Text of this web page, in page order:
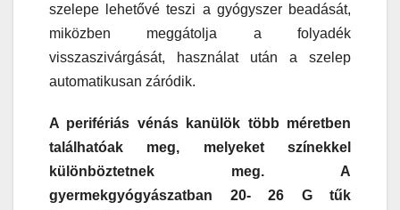
szelepe lehetővé teszi a gyógyszer beadását,
miközben meggátolja a folyadék
visszaszivárgását, használat után a szelep
automatikusan záródik.
A perifériás vénás kanülök több méretben
találhatóak meg, melyeket színekkel
különböztetnek meg. A
gyermekgyógyászatban 20- 26 G tűk